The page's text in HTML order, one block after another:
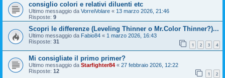
consiglio colori e relativi diluenti etc
Ultimo messaggio da VorreiVolare « 13 marzo 2026, 21:46
Risposte: 9
Scopri le differenze (Leveling Thinner o Mr.Color Thinner?)...
Ultimo messaggio da Fabio84 « 1 marzo 2026, 16:43
Risposte: 31 1 2 3 4
Mi consigliate il primo primer?
Ultimo messaggio da Starfighter84 « 27 febbraio 2026, 12:22
Risposte: 12 1 2